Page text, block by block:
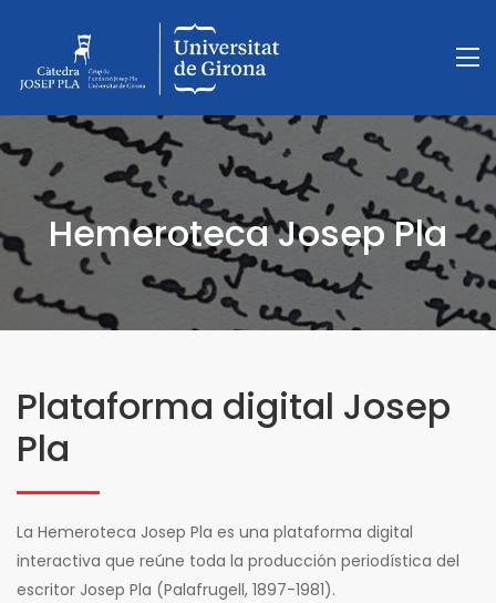
Hemeroteca Josep Pla
Plataforma digital Josep
Pla
La Hemeroteca Josep Pla es una plataforma digital
interactiva que reúne toda la producción periodística del
escritor Josep Pla (Palafrugell, 1897-1981).